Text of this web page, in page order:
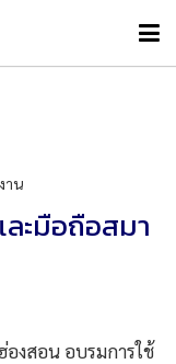
าน
ะมือถือสมา
งสอน อบรมการใช้